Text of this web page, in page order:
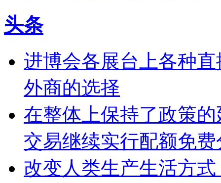
头条
进博会各展台上各种
外商的选择
在整体上保持了政策
交易继续实行配额免费
改变人类生产生活方